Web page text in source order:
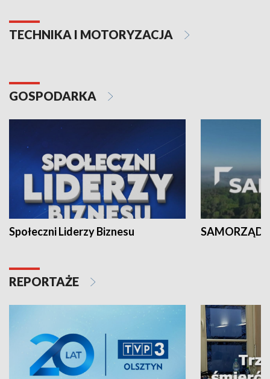
TECHNIKA I MOTORYZACJA
GOSPODARKA
Społeczni Liderzy Biznesu SAMORZĄD
REPORTAŻE